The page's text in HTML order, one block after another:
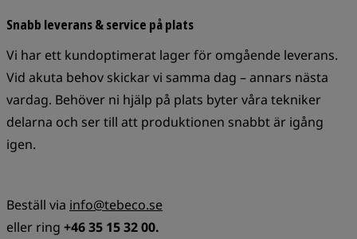
Snabb leverans & service på plats
Vi har ett kundoptimerat lager för omgående leverans.
Vid akuta behov skickar vi samma dag – annars nästa
vardag. Behöver ni hjälp på plats byter våra tekniker
delarna och ser till att produktionen snabbt är igång
igen.
Beställ via info@tebeco.se
eller ring +46 35 15 32 00.